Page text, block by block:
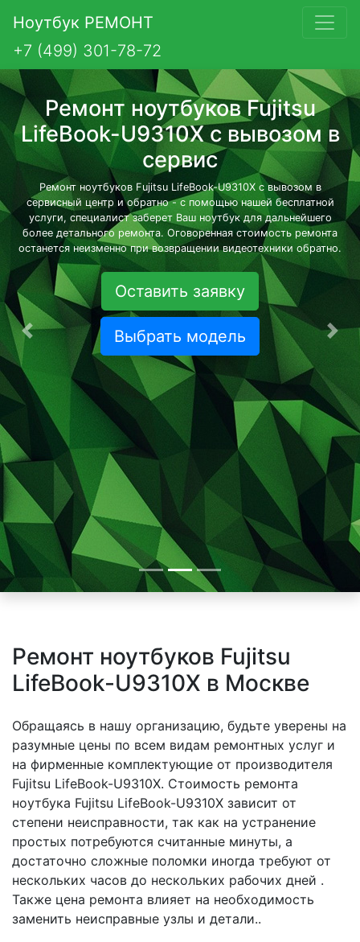
Ноутбук РЕМОНТ
+7 (499) 301-78-72
Ремонт ноутбуков Fujitsu
LifeBook-U9310X с вывозом в
сервис
Ремонт ноутбуков Fujitsu LifeBook-U9310X с вывозом в
сервисный центр и обратно - с помощью нашей бесплатной
услуги, специалист заберет Ваш ноутбук для дальнейшего
более детального ремонта. Оговоренная стоимость ремонта
останется неизменно при возвращении видеотехники обратно.
Оставить заявку
Выбрать модель
Предыдущая
Ремонт ноутбуков Fujitsu
LifeBook-U9310X в Москве
Обращаясь в нашу организацию, будьте уверены на
разумные цены по всем видам ремонтных услуг и
на фирменные комплектующие от производителя
Fujitsu LifeBook-U9310X. Стоимость ремонта
ноутбука Fujitsu LifeBook-U9310X зависит от
степени неисправности, так как на устранение
простых потребуются считанные минуты, а
достаточно сложные поломки иногда требуют от
нескольких часов до нескольких рабочих дней .
Также цена ремонта влияет на необходимость
заменить неисправные узлы и детали..